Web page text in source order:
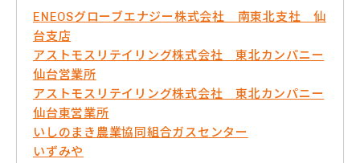
ENEOSグローブエナジー株式会社 南東北支社 仙
台支店
アストモスリテイリング株式会社 東北カンパニー
仙台営業所
アストモスリテイリング株式会社 東北カンパニー
仙台東営業所
いしのまき農業協同組合ガスセンター
いずみや